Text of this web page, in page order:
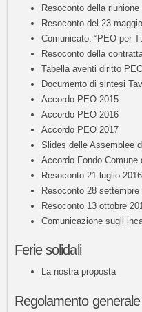
Resoconto della
Resoconto del 23
Comunicato: “PEO per
Resoconto della
Tabella aventi diritto
Documento di sintesi
Accordo PEO 2015
Accordo PEO 2016
Accordo PEO 2017
Slides delle Assemblee
Accordo Fondo Comune
Resoconto 21 luglio 2016
Resoconto 28 settembre
Resoconto 13 ottobre
Comunicazione sugli
Ferie solidali
La nostra proposta
Regolamento